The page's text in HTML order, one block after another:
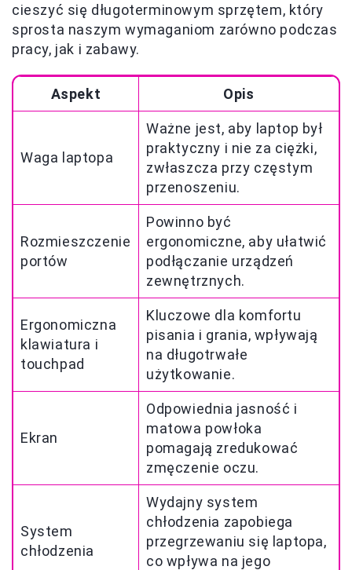
cieszyć się długoterminowym sprzętem, który
sprosta naszym wymaganiom zarówno podczas
pracy, jak i zabawy.
Aspekt Opis
Waga laptopa
Ważne jest, aby laptop był
praktyczny i nie za ciężki,
zwłaszcza przy częstym
przenoszeniu.
Rozmieszczenie
portów
Powinno być
ergonomiczne, aby ułatwić
podłączanie urządzeń
zewnętrznych.
Ergonomiczna
klawiatura i
touchpad
Kluczowe dla komfortu
pisania i grania, wpływają
na długotrwałe
użytkowanie.
Ekran
Odpowiednia jasność i
matowa powłoka
pomagają zredukować
zmęczenie oczu.
System
chłodzenia
Wydajny system
chłodzenia zapobiega
przegrzewaniu się laptopa,
co wpływa na jego